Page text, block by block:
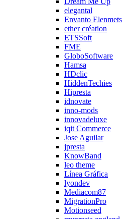
elegantal
Envanto Elenmets
ether création
ETSSoft
FME
GloboSoftware
Hamsa
HDclic
HiddenTechies
Hipresta
idnovate
inno-mods
innovadeluxe
iqit Commerce
Jose Aguilar
jpresta
KnowBand
leo theme
Línea Gráfica
lyondev
Mediacom87
MigrationPro
Motionseed